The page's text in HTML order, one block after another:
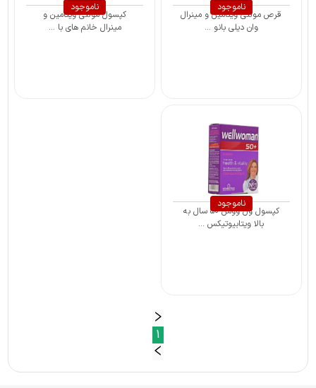
ناموجود
قرص مولتی ویتامین و مینرال
وان دیلی بانو ...
ناموجود
کپسول مولتی ویتامین و
مینرال خانم های با ...
ناموجود
کپسول ول وومن ۵۰ سال به
بالا ویتابیوتیکس ...
1